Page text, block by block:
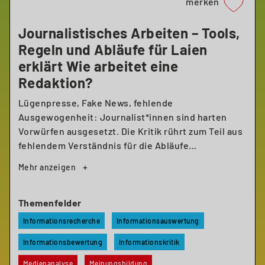
Journalistisches Arbeiten – Tools,
Regeln und Abläufe für Laien
erklärt Wie arbeitet eine
Redaktion?
Lügenpresse, Fake News, fehlende
Ausgewogenheit: Journalist*innen sind harten
Vorwürfen ausgesetzt. Die Kritik rührt zum Teil aus
fehlendem Verständnis für die Abläufe
machen, wie Journalist*innen arbeiten. Wie
Zeitungsartikel, ein Fernsehbeitrag etc.? Welchen
Einschränkungen und Regeln unterliegt die Arbeit?
Um das zu vermitteln, bauen die Teilnehmenden
ihre eigene Redaktion auf: Sie lernen, Medien
Themenfelder
Informationsrecherche Informationsauswertung
Informationsbewertung Informationskritik
Medienanalyse Meinungsbildung